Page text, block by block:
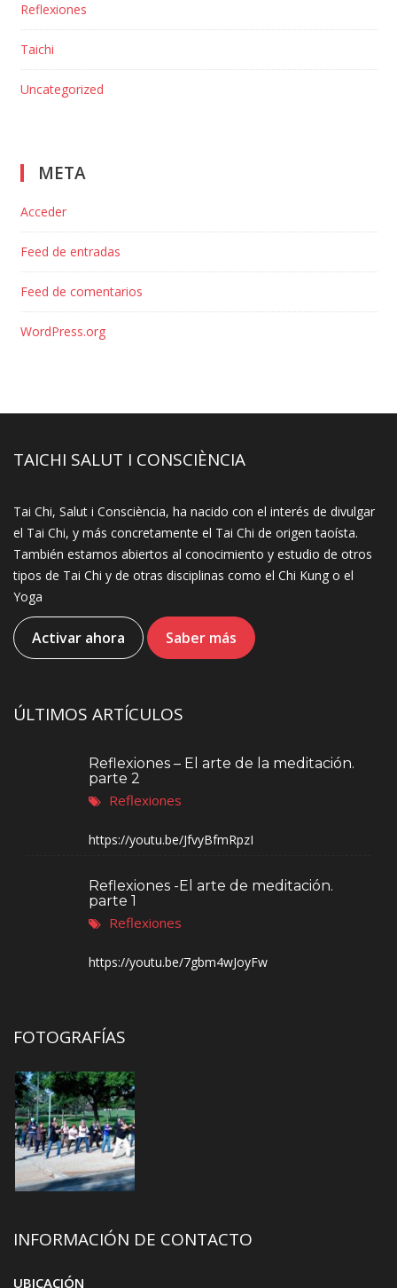
Reflexiones
Taichi
Uncategorized
META
Acceder
Feed de entradas
Feed de comentarios
WordPress.org
TAICHI SALUT I CONSCIÈNCIA
Tai Chi, Salut i Consciència, ha nacido con el interés de divulgar
el Tai Chi, y más concretamente el Tai Chi de origen taoísta.
También estamos abiertos al conocimiento y estudio de otros
tipos de Tai Chi y de otras disciplinas como el Chi Kung o el
Yoga
Activar ahora Saber más
ÚLTIMOS ARTÍCULOS
Reflexiones – El arte de la meditación.
parte 2
Reflexiones
https://youtu.be/JfvyBfmRpzI
Reflexiones -El arte de meditación.
parte 1
Reflexiones
https://youtu.be/7gbm4wJoyFw
FOTOGRAFÍAS
INFORMACIÓN DE CONTACTO
UBICACIÓN